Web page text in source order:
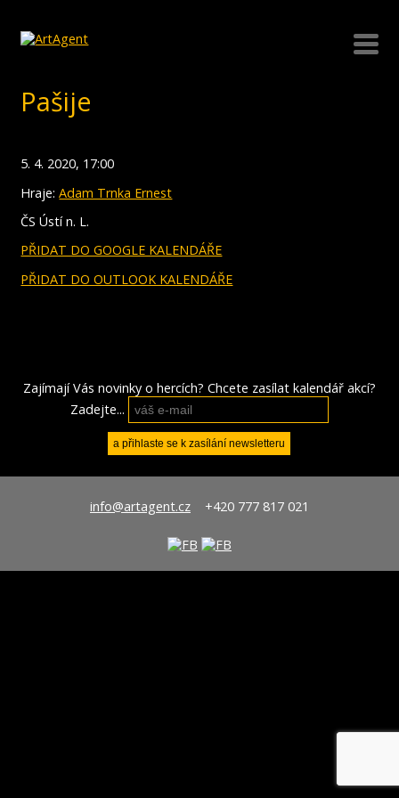
Pašije
5. 4. 2020, 17:00
Hraje:Adam Trnka Ernest
ČS Ústí n. L.
PŘIDAT DO GOOGLE KALENDÁŘE
PŘIDAT DO OUTLOOK KALENDÁŘE
Zajímají Vás novinky o hercích? Chcete zasílat kalendář akcí?
Zadejte...
info@artagent.cz+420 777 817 021